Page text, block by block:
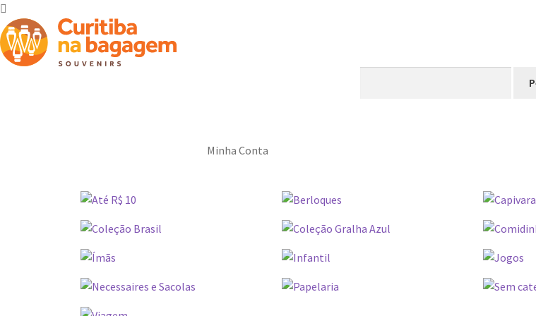
Minha Conta